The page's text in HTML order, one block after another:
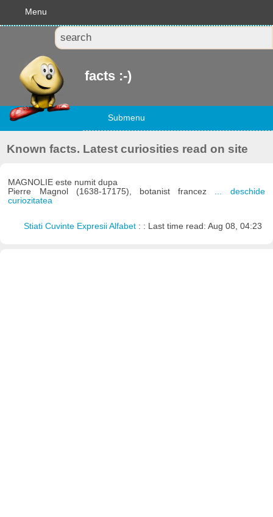
Menu
facts :-)
Submenu
Known facts. Latest curiosities read on site
MAGNOLIE este numit dupa
Pierre Magnol (1638-17175), botanist francez
... deschide
curiozitatea
Stiati Cuvinte Expresii Alfabet : : Last time read: Aug 08, 04:23